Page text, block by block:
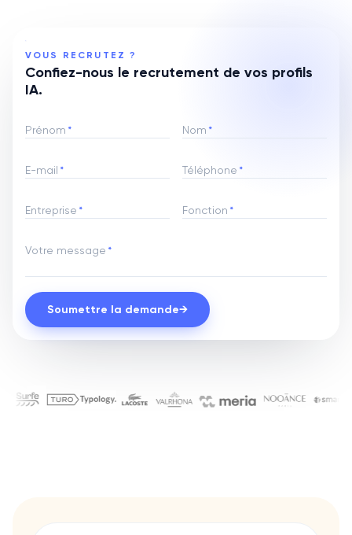
VOUS RECRUTEZ ?
Confiez-nous le recrutement de vos profils
IA.
Prénom* Nom*
E-mail* Téléphone*
Entreprise* Fonction*
Votre message*
Soumettre la demande→